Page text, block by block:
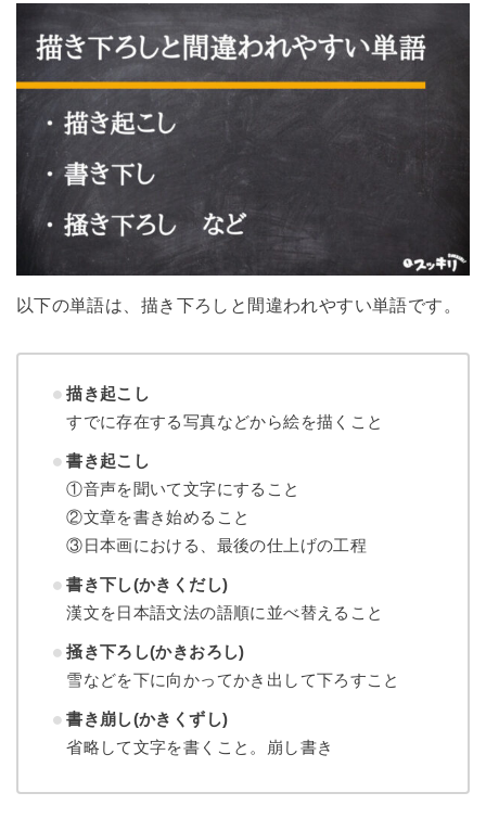
以下の単語は、描き下ろしと間違われやすい単語です。
描き起こし
すでに存在する写真などから絵を描くこと
書き起こし
①音声を聞いて文字にすること
②文章を書き始めること
③日本画における、最後の仕上げの工程
書き下し(かきくだし)
漢文を日本語文法の語順に並べ替えること
掻き下ろし(かきおろし)
雪などを下に向かってかき出して下ろすこと
書き崩し(かきくずし)
省略して文字を書くこと。崩し書き